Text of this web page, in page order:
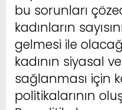
bu sorunları
kadınların
gelmesi ile
kadının siyasal
sağlanması için
politikalarının